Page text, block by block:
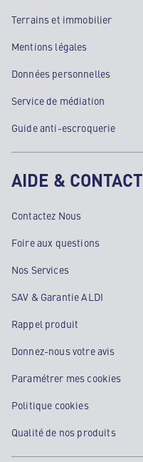
Terrains et immobilier
Mentions légales
Données personnelles
Service de médiation
Guide anti-escroquerie
AIDE & CONTACT
Contactez Nous
Foire aux questions
Nos Services
SAV & Garantie ALDI
Rappel produit
Donnez-nous votre avis
Paramétrer mes cookies
Politique cookies
Qualité de nos produits